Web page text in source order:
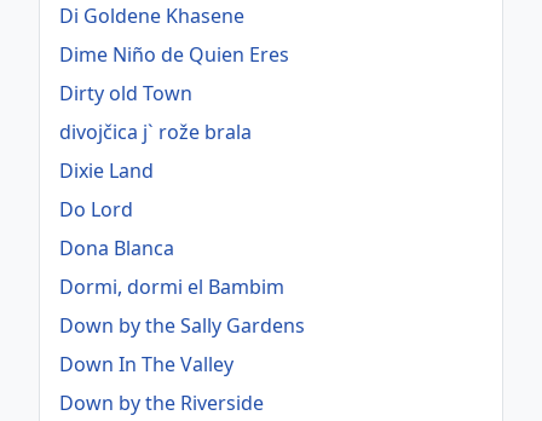
Di Goldene Khasene
Dime Niño de Quien Eres
Dirty old Town
divojčica j` rože brala
Dixie Land
Do Lord
Dona Blanca
Dormi, dormi el Bambim
Down by the Sally Gardens
Down In The Valley
Down by the Riverside